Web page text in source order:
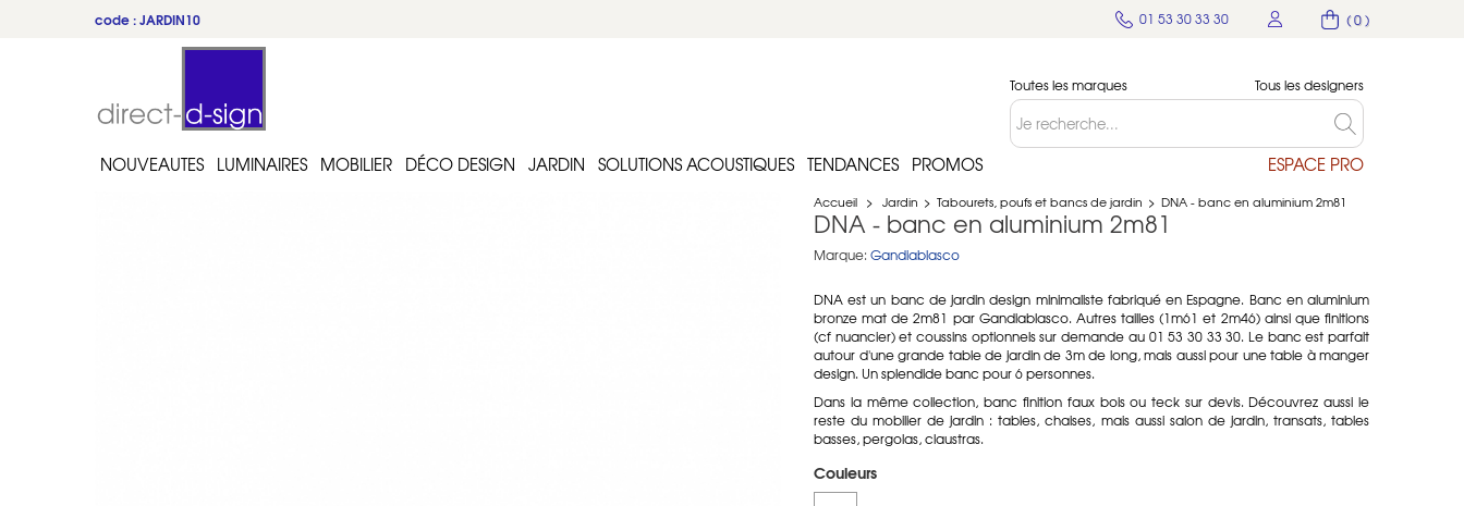
( 0 )
01 53 30 33 30
code : JARDIN10
Toutes les marques Tous les designers
NOUVEAUTES LUMINAIRES MOBILIER DÉCO DESIGN JARDIN SOLUTIONS ACOUSTIQUES TENDANCES PROMOS ESPACE PRO
Accueil > Jardin > Tabourets, poufs et bancs de jardin > DNA - banc en aluminium 2m81
DNA - banc en aluminium 2m81
Marque: Gandiablasco
DNA est un banc de jardin design minimaliste fabriqué en Espagne. Banc en aluminium
bronze mat de 2m81 par Gandiablasco. Autres tailles (1m61 et 2m46) ainsi que finitions
(cf nuancier) et coussins optionnels sur demande au 01 53 30 33 30. Le banc est parfait
autour d'une grande table de jardin de 3m de long, mais aussi pour une table à manger
design. Un splendide banc pour 6 personnes.
Dans la même collection, banc finition faux bois ou teck sur devis. Découvrez aussi le
reste du mobilier de jardin : tables, chaises, mais aussi salon de jardin, transats, tables
basses, pergolas, claustras.
Couleurs